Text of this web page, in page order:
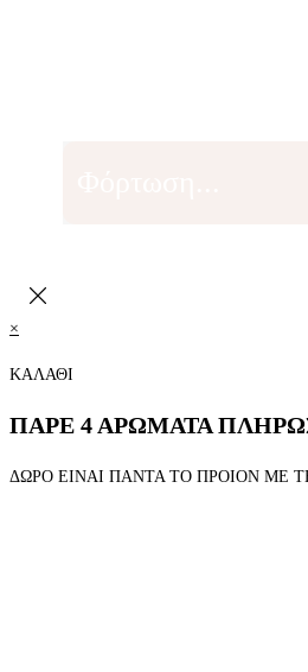
×
ΚΑΛΑΘΙ
ΠΑΡΕ 4 ΑΡΩΜΑΤΑ
ΔΩΡΟ ΕΙΝΑΙ ΠΑΝΤΑ ΤΟ ΠΡΟΙΟΝ ΜΕ